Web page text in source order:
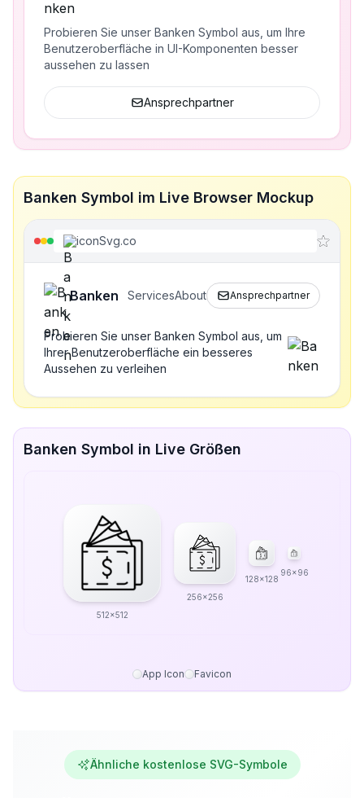
Probieren Sie unser Banken Symbol aus, um Ihre
Benutzeroberfläche in UI-Komponenten besser
aussehen zu lassen
Ansprechpartner
Banken Symbol im Live Browser Mockup
iconSvg.co
Banken ServicesAbout Ansprechpartner
Probieren Sie unser Banken Symbol aus, um
Ihrer Benutzeroberfläche ein besseres
Aussehen zu verleihen
Banken Symbol in Live Größen
512x512
256x256
128x128
96x96
App Icon Favicon
Ähnliche kostenlose SVG-Symbole